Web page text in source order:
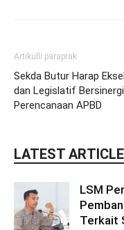
Artikulli paraprak
Sekda Butur Harap
dan Legislatif
Perencanaan APBD
LATEST ARTICLE
LSM
Terkait